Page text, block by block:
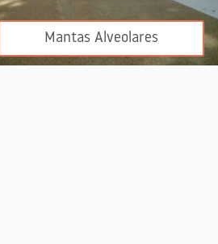
Mantas Alveolares